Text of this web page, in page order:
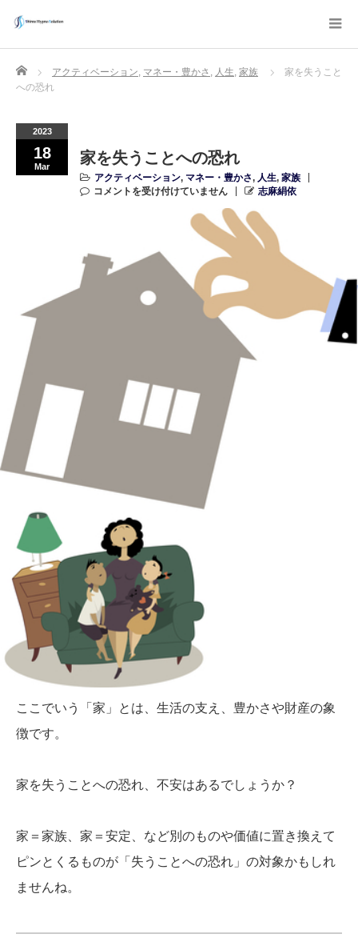
Home アクティベーション, マネー・豊かさ , 人生, 家族
家を失うこと
への恐れ
2023
18
Mar 家を失うことへの恐れ
アクティベーション, マネー・豊かさ, 人生, 家族
コメントを受け付けていません
志麻絹依
ここでいう「家」とは、生活の支え、豊かさや財産の象
徴です。
家を失うことへの恐れ、不安はあるでしょうか？
家＝家族、家＝安定、など別のものや価値に置き換えて
ピンとくるものが「失うことへの恐れ」の対象かもしれ
ませんね。